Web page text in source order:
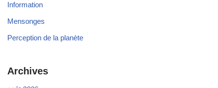
Information
Mensonges
Perception de la planète
Archives